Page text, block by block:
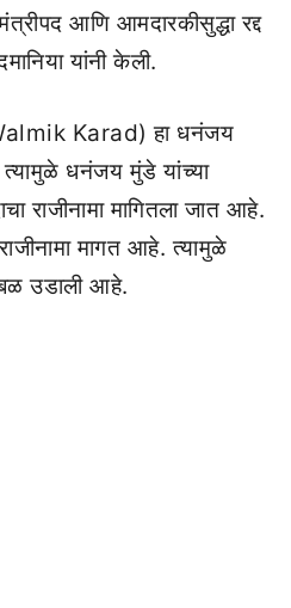
आणि आमदारकीसुद्धा रद्द
यांनी केली.
Karad) हा धनंजय
धनंजय मुंडे यांच्या
राजीनामा मागितला जात आहे.
मागत आहे. त्यामुळे
उडाली आहे.